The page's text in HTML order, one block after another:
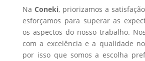
Na Coneki, priorizamos a
esforçamos para superar as
os aspectos do nosso trabalho.
com a excelência e a qualidade
por isso que somos a escolha